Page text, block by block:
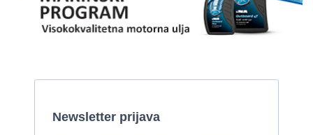
Pirelli 770 EFB
2010, 8,46 x 3,12 m, Mercruiser 235,4 kw
2015, 27 x 7 m, Iveco aifo x 2
Izletnički brod - 94 osobe